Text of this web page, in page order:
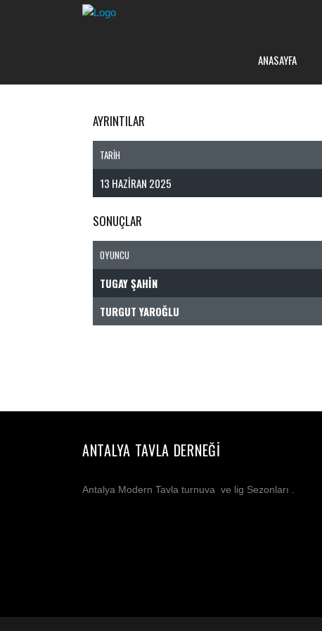
ANASAYFA
AYRINTILAR
TARIH
13 HAZIRAN 2025
SONUÇLAR
OYUNCU
TUGAY ŞAHIN
TURGUT YAROĞLU
ANTALYA TAVLA DERNEĞI
Antalya Modern Tavla turnuva ve lig Sezonları .